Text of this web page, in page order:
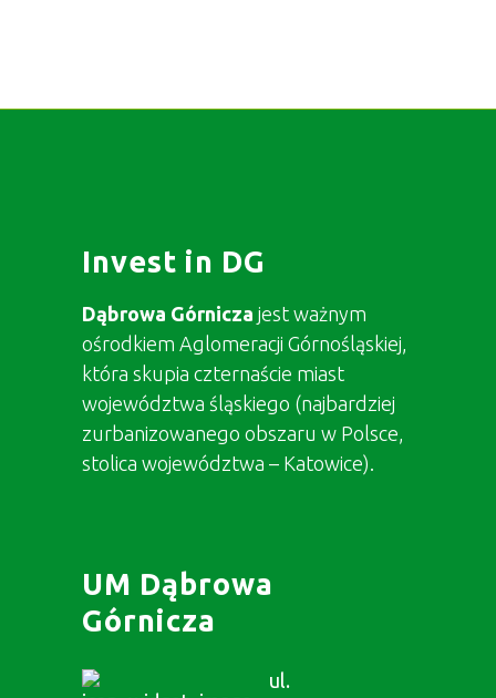
Invest in DG
Dąbrowa Górnicza jest ważnym
ośrodkiem Aglomeracji Górnośląskiej,
która skupia czternaście miast
województwa śląskiego (najbardziej
zurbanizowanego obszaru w Polsce,
stolica województwa – Katowice).
UM Dąbrowa
Górnicza
ul.